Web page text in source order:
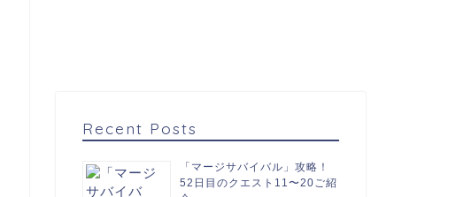
Recent Posts
「マージサバイバル」攻略！
52日目のクエスト11〜20ご紹